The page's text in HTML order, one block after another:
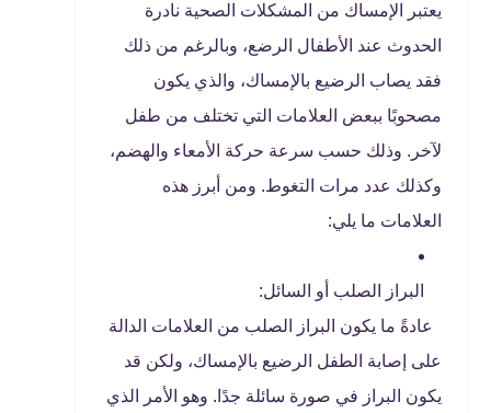
يعتبر الإمساك من المشكلات الصحية نادرة
الحدوث عند الأطفال الرضع، وبالرغم من ذلك
فقد يصاب الرضيع بالإمساك، والذي يكون
مصحوبًا ببعض العلامات التي تختلف من طفل
لآخر. وذلك حسب سرعة حركة الأمعاء والهضم،
وكذلك عدد مرات التغوط. ومن أبرز هذه
العلامات ما يلي:
البراز الصلب أو السائل:
عادةً ما يكون البراز الصلب من العلامات الدالة
على إصابة الطفل الرضيع بالإمساك، ولكن قد
يكون البراز في صورة سائلة جدًا. وهو الأمر الذي